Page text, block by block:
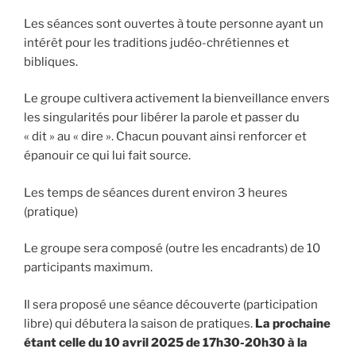
Les séances sont ouvertes à toute personne ayant un
intérêt pour les traditions judéo-chrétiennes et
bibliques.
Le groupe cultivera activement la bienveillance envers
les singularités pour libérer la parole et passer du
« dit » au « dire ». Chacun pouvant ainsi renforcer et
épanouir ce qui lui fait source.
Les temps de séances durent environ 3 heures
(pratique)
Le groupe sera composé (outre les encadrants) de 10
participants maximum.
Il sera proposé une séance découverte (participation
libre) qui débutera la saison de pratiques. La prochaine
étant celle du 10 avril 2025 de 17h30-20h30 à la